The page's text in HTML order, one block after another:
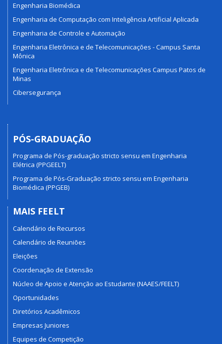
Engenharia Biomédica
Engenharia de Computação com Inteligência Artificial Aplicada
Engenharia de Controle e Automação
Engenharia Eletrônica e de Telecomunicações - Campus Santa
Mônica
Engenharia Eletrônica e de Telecomunicações Campus Patos de
Minas
Cibersegurança
PÓS-GRADUAÇÃO
Programa de Pós-graduação stricto sensu em Engenharia
Elétrica (PPGEELT)
Programa de Pós-Graduação stricto sensu em Engenharia
Biomédica (PPGEB)
MAIS FEELT
Calendário de Recursos
Calendário de Reuniões
Eleições
Coordenação de Extensão
Núcleo de Apoio e Atenção ao Estudante (NAAES/FEELT)
Oportunidades
Diretórios Acadêmicos
Empresas Juniores
Equipes de Competição